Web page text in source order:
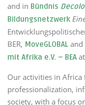
and in Bündnis
Bildungsnetzwerk
BER, MoveGLOBAL and
mit Afrika e.V. – BEA
Our activities in
professionalization,
society, with a focus